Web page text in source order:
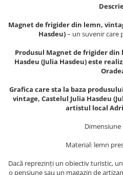
Cazinoul Constanta
Galeria Artei Iesene (Muzeul
Nicolae Gane)
Muzeul de Arta Cluj Napoca
Muzeul National Brukenthal
Muzeul National de Istorie a
Romaniei
Muzeul Unirii Iasi
Cluj Napoca
Magneti de frigider, din lemn,
Mitul Dracula
Puzzle suvenir
Sacose bumbac
Suport pahare suvenir
Suport pahare suvenir din lemn
Tablouri acuarela
Magnet de frigider din lemn,
Hasdeu)– un suvenir care
Produsul Magnet de frigider din
Hasdeu (Julia Hasdeu) este
Grafica care sta la baza
vintage, Castelul Julia Hasdeu
artistul local
Dimensiune
Material: lemn
Dacă reprezinți un obiectiv turistic,
o pensiune sau un magazin de